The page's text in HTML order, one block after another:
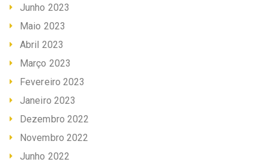
Junho 2023
Maio 2023
Abril 2023
Março 2023
Fevereiro 2023
Janeiro 2023
Dezembro 2022
Novembro 2022
Junho 2022